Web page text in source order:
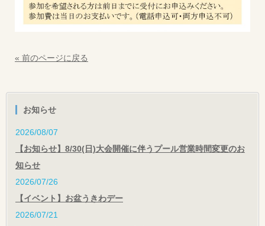
« 前のページに戻る
お知らせ
2026/08/07
【お知らせ】8/30(日)大会開催に伴うプール営業時間変更のお
知らせ
2026/07/26
【イベント】お盆うきわデー
2026/07/21